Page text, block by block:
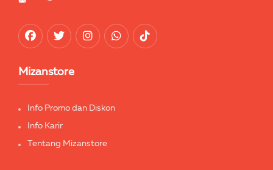
Mizanstore
Info Promo dan Diskon
Info Karir
Tentang Mizanstore